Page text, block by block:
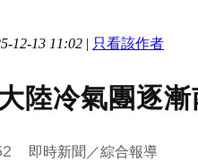
12-13 11:02 | 只看該作者
陸冷氣團逐
即時新聞／綜合報導